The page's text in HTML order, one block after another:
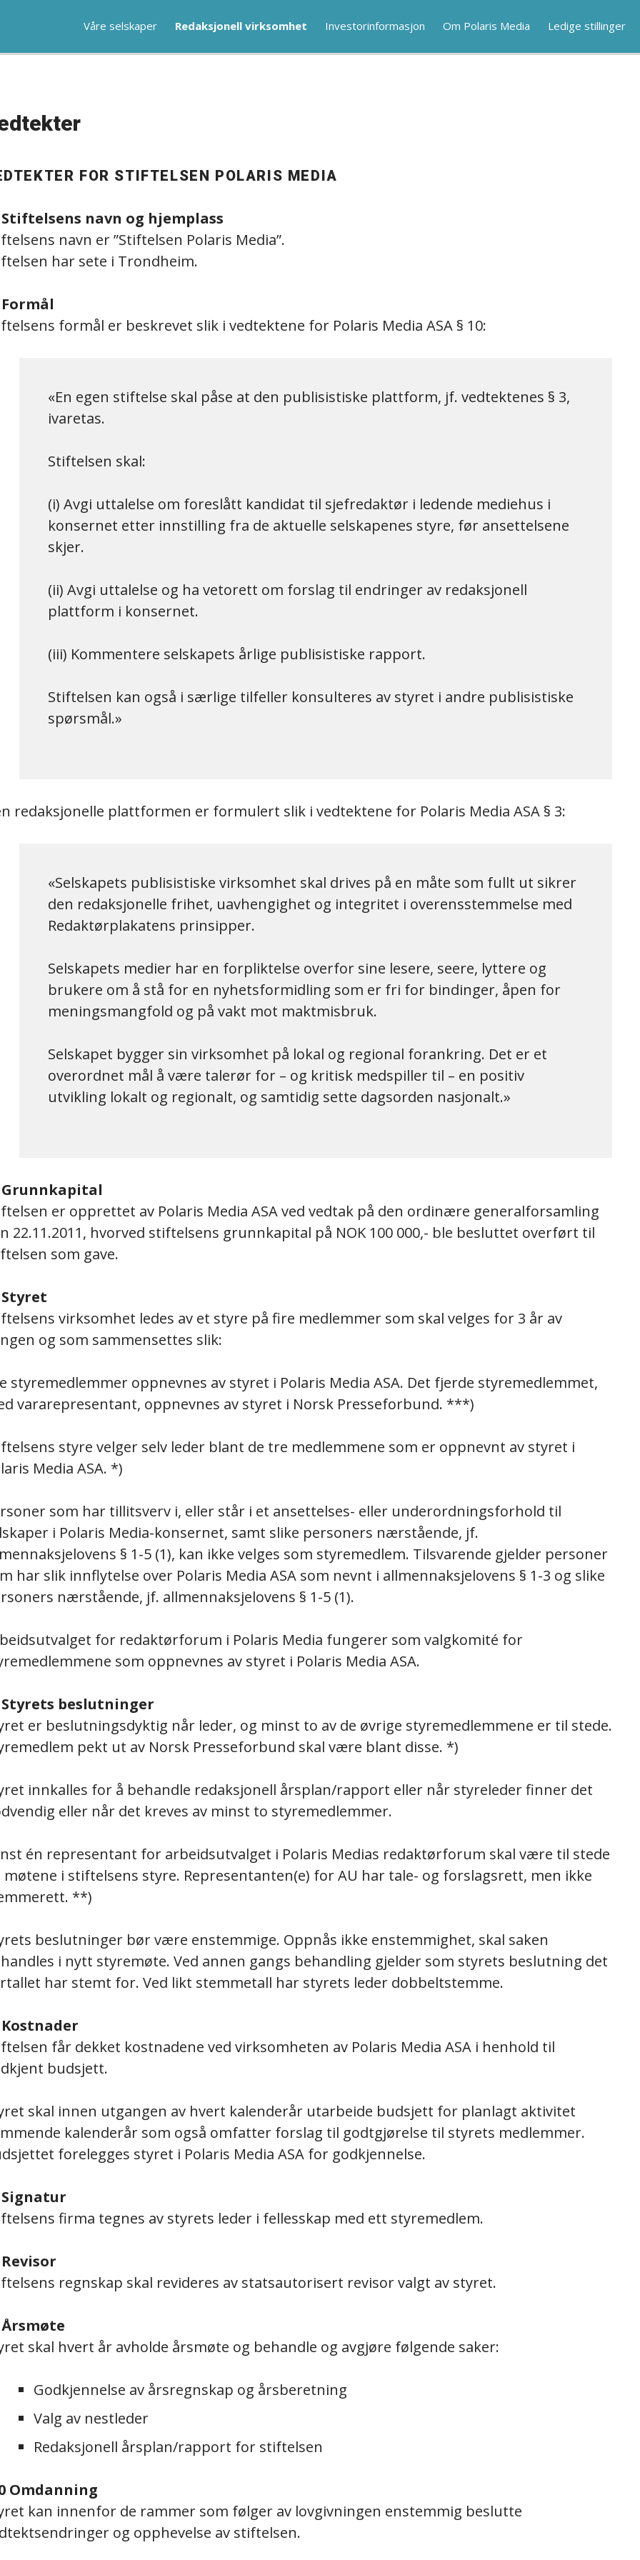
Våre selskaper Redaksjonell virksomhet Investorinformasjon Om Polaris Media Ledige stillinger
FOR STIFTELSEN POLARIS MEDIA
Stiftelsens navn og hjemplass
navn er ”Stiftelsen Polaris Media”.
har sete i Trondheim.
Formål
formål er beskrevet slik i vedtektene for Polaris Media ASA § 10:
En egen stiftelse skal påse at den publisistiske plattform, jf. vedtektenes § 3,
ivaretas.
Stiftelsen skal:
(i) Avgi uttalelse om foreslått kandidat til sjefredaktør i ledende mediehus i
konsernet etter innstilling fra de aktuelle selskapenes styre, før ansettelsene
skjer.
(ii) Avgi uttalelse og ha vetorett om forslag til endringer av redaksjonell
plattform i konsernet.
(iii) Kommentere selskapets årlige publisistiske rapport.
Stiftelsen kan også i særlige tilfeller konsulteres av styret i andre publisistiske
spørsmål.
redaksjonelle plattformen er formulert slik i vedtektene for Polaris Media ASA § 3:
Selskapets publisistiske virksomhet skal drives på en måte som fullt ut sikrer
den redaksjonelle frihet, uavhengighet og integritet i overensstemmelse med
Redaktørplakatens prinsipper.
Selskapets medier har en forpliktelse overfor sine lesere, seere, lyttere og
brukere om å stå for en nyhetsformidling som er fri for bindinger, åpen for
meningsmangfold og på vakt mot maktmisbruk.
Selskapet bygger sin virksomhet på lokal og regional forankring. Det er et
overordnet mål å være talerør for – og kritisk medspiller til – en positiv
utvikling lokalt og regionalt, og samtidig sette dagsorden nasjonalt.
Grunnkapital
er opprettet av Polaris Media ASA ved vedtak på den ordinære generalforsamling
22.11.2011, hvorved stiftelsens grunnkapital på NOK 100 000,- ble besluttet overført til
som gave.
Styret
virksomhet ledes av et styre på fire medlemmer som skal velges for 3 år av
og som sammensettes slik:
styremedlemmer oppnevnes av styret i Polaris Media ASA. Det fjerde styremedlemmet,
vararepresentant, oppnevnes av styret i Norsk Presseforbund. ***)
styre velger selv leder blant de tre medlemmene som er oppnevnt av styret i
Media ASA. *)
som har tillitsverv i, eller står i et ansettelses- eller underordningsforhold til
i Polaris Media-konsernet, samt slike personers nærstående, jf.
§ 1-5 (1), kan ikke velges som styremedlem. Tilsvarende gjelder personer
har slik innflytelse over Polaris Media ASA som nevnt i allmennaksjelovens § 1-3 og slike
nærstående, jf. allmennaksjelovens § 1-5 (1).
for redaktørforum i Polaris Media fungerer som valgkomité for
som oppnevnes av styret i Polaris Media ASA.
Styrets beslutninger
er beslutningsdyktig når leder, og minst to av de øvrige styremedlemmene er til stede.
pekt ut av Norsk Presseforbund skal være blant disse. *)
innkalles for å behandle redaksjonell årsplan/rapport eller når styreleder finner det
eller når det kreves av minst to styremedlemmer.
én representant for arbeidsutvalget i Polaris Medias redaktørforum skal være til stede
møtene i stiftelsens styre. Representanten(e) for AU har tale- og forslagsrett, men ikke
**)
beslutninger bør være enstemmige. Oppnås ikke enstemmighet, skal saken
i nytt styremøte. Ved annen gangs behandling gjelder som styrets beslutning det
har stemt for. Ved likt stemmetall har styrets leder dobbeltstemme.
Kostnader
får dekket kostnadene ved virksomheten av Polaris Media ASA i henhold til
budsjett.
skal innen utgangen av hvert kalenderår utarbeide budsjett for planlagt aktivitet
kalenderår som også omfatter forslag til godtgjørelse til styrets medlemmer.
forelegges styret i Polaris Media ASA for godkjennelse.
Signatur
firma tegnes av styrets leder i fellesskap med ett styremedlem.
Revisor
regnskap skal revideres av statsautorisert revisor valgt av styret.
Årsmøte
skal hvert år avholde årsmøte og behandle og avgjøre følgende saker:
Godkjennelse av årsregnskap og årsberetning
Valg av nestleder
Redaksjonell årsplan/rapport for stiftelsen
Omdanning
kan innenfor de rammer som følger av lovgivningen enstemmig beslutte
og opphevelse av stiftelsen.